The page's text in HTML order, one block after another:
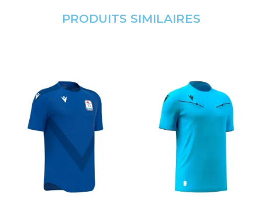
PRODUITS SIMILAIRES